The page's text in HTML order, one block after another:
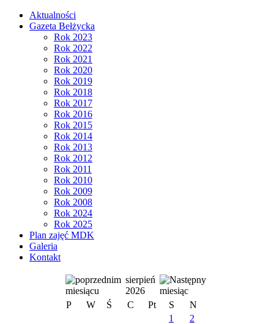
Aktualności
Gazeta Bełżycka
Rok 2023
Rok 2022
Rok 2021
Rok 2020
Rok 2019
Rok 2018
Rok 2017
Rok 2016
Rok 2015
Rok 2014
Rok 2013
Rok 2012
Rok 2011
Rok 2010
Rok 2009
Rok 2008
Rok 2024
Rok 2025
Plan zajęć MDK
Galeria
Kontakt
sierpień
2026
P
W Ś C Pt S
N
1
2